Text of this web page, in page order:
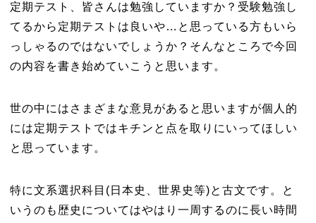
定期テスト、皆さんは勉強していますか？受験勉強し
てるから定期テストは良いや…と思っている方もいら
っしゃるのではないでしょうか？そんなところで今回
の内容を書き始めていこうと思います。
世の中にはさまざまな意見があると思いますが個人的
には定期テストではキチンと点を取りにいってほしい
と思っています。
特に文系選択科目(日本史、世界史等)と古文です。と
いうのも歴史についてはやはり一周するのに長い時間